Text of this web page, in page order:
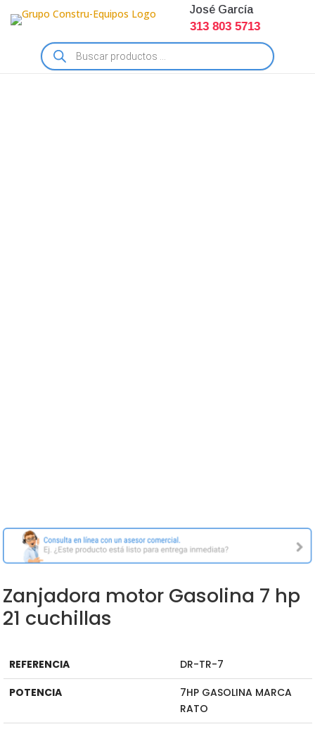
José García
313 803 5713
Búsqueda
de
productos
Zanjadora motor Gasolina 7 hp
21 cuchillas
REFERENCIA
DR-TR-7
POTENCIA
7HP GASOLINA MARCA
RATO